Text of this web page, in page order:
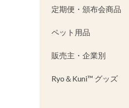
定期便・頒布会商品
ペット用品
販売主・企業別
Ryo＆Kuni™ グッズ